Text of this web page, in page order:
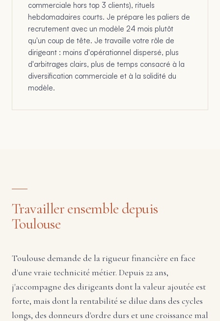
commerciale hors top 3 clients), rituels
hebdomadaires courts. Je prépare les paliers de
recrutement avec un modèle 24 mois plutôt
qu'un coup de tête. Je travaille votre rôle de
dirigeant : moins d'opérationnel dispersé, plus
d'arbitrages clairs, plus de temps consacré à la
diversification commerciale et à la solidité du
modèle.
Travailler ensemble depuis
Toulouse
Toulouse demande de la rigueur financière en face
d'une vraie technicité métier. Depuis 22 ans,
j'accompagne des dirigeants dont la valeur ajoutée est
forte, mais dont la rentabilité se dilue dans des cycles
longs, des donneurs d'ordre durs et une croissance mal